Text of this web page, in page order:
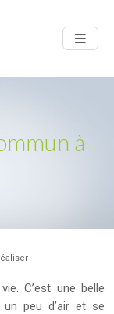
à
C’est une belle
peu d’air et se